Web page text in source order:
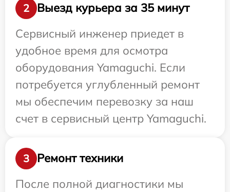
2
Выезд курьера за 35 минут
Сервисный инженер приедет в
удобное время для осмотра
оборудования Yamaguchi. Если
потребуется углубленный ремонт
мы обеспечим перевозку за наш
счет в сервисный центр Yamaguchi.
3
Ремонт техники
После полной диагностики мы